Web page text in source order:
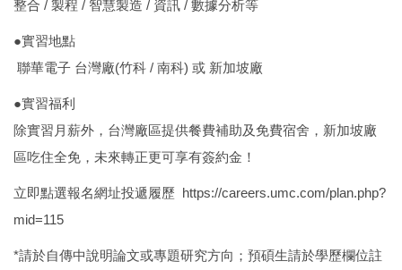
整合 / 製程 / 智慧製造 / 資訊 / 數據分析等
●實習地點
聯華電子 台灣廠(竹科 / 南科) 或 新加坡廠
●實習福利
除實習月薪外，台灣廠區提供餐費補助及免費宿舍，新加坡廠
區吃住全免，未來轉正更可享有簽約金！
立即點選報名網址投遞履歷 https://careers.umc.com/plan.php?
mid=115
*請於自傳中說明論文或專題研究方向；預碩生請於學歷欄位註